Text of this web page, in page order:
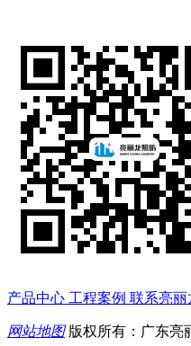
产品中心 工程案例 联系亮丽
网站地图版权所有：广东亮